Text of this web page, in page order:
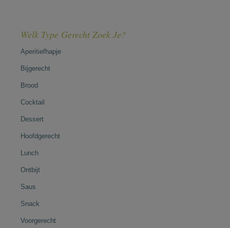
Welk Type Gerecht Zoek Je?
Aperitiefhapje
Bijgerecht
Brood
Cocktail
Dessert
Hoofdgerecht
Lunch
Ontbijt
Saus
Snack
Voorgerecht